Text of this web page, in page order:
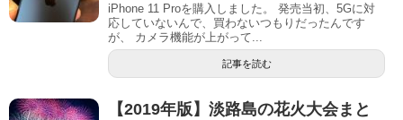
iPhone 11 Proを購入しました。 発売当初、5Gに対
応していないんで、買わないつもりだったんです
が、 カメラ機能が上がって...
記事を読む
【2019年版】淡路島の花火大会まと